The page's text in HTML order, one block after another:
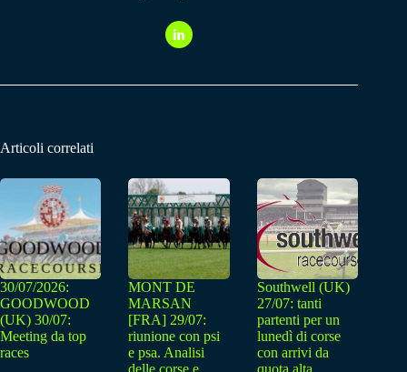
Articoli correlati
30/07/2026:
GOODWOOD
(UK) 30/07:
Meeting da top
races
MONT DE
MARSAN
[FRA] 29/07:
riunione con psi
e psa. Analisi
Southwell (UK)
27/07: tanti
partenti per un
lunedì di corse
con arrivi da